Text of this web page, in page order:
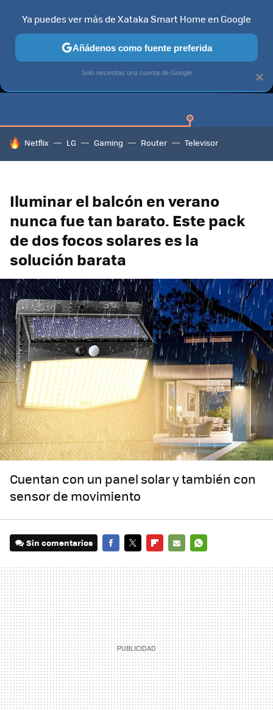
GUÍAS DE COMPRA CAZANDO GANGAS OFERTAS EN
HOY SE HABLA DE
Netflix LG Gaming Router Televisor
Iluminar el balcón en verano
nunca fue tan barato. Este pack
de dos focos solares es la
solución barata
Cuentan con un panel solar y también con
sensor de movimiento
Sin comentarios
MAIL
×
Ya puedes ver más de Xataka Smart Home en Google
Añádenos como fuente preferida
Solo necesitas una cuenta de Google